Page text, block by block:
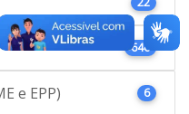
646
e EPP) 6